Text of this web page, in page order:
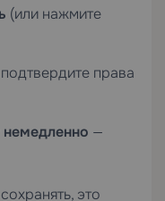
(или нажмите
права
немедленно —
это